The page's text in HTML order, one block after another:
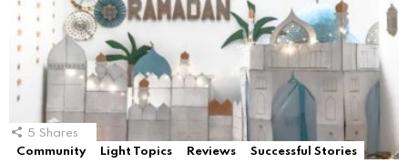
5 Shares
Community
Light Topics Reviews Successful Stories